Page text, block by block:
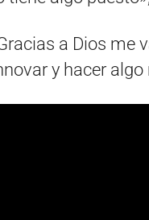
a Dios me
y hacer algo